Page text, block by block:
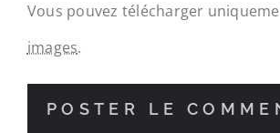
Vous pouvez télécharger
images.